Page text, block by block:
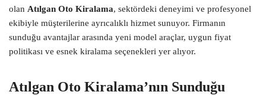
olan Atılgan Oto Kiralama, sektördeki deneyimi ve profesyonel
ekibiyle müşterilerine ayrıcalıklı hizmet sunuyor. Firmanın
sunduğu avantajlar arasında yeni model araçlar, uygun fiyat
politikası ve esnek kiralama seçenekleri yer alıyor.
Atılgan Oto Kiralama’nın Sunduğu